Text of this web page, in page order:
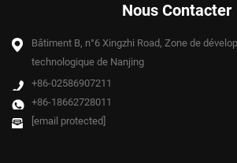
Nous Contacter
Bâtiment B, n°6 Xingzhi Road, Zone de
technologique de Nanjing
+86-02586907211
+86-18662728011
[email protected]